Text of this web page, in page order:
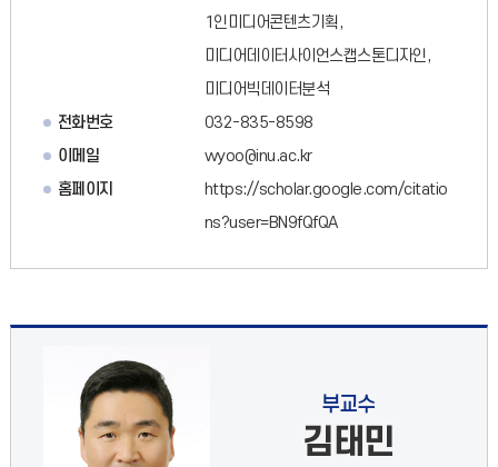
1인미디어콘텐츠기획,
미디어데이터사이언스캡스톤디자인,
미디어빅데이터분석
전화번호
032-835-8598
이메일
wyoo@inu.ac.kr
홈페이지
https://scholar.google.com/citatio
ns?user=BN9fQfQA
부교수
김태민